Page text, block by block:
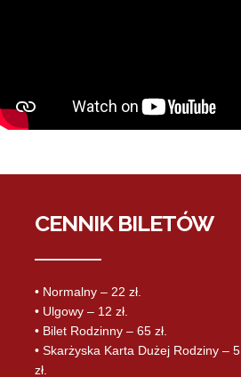
CENNIK BILETÓW
• Normalny – 22 zł.
• Ulgowy – 12 zł.
• Bilet Rodzinny – 65 zł.
• Skarżyska Karta Dużej Rodziny – 5
zł.